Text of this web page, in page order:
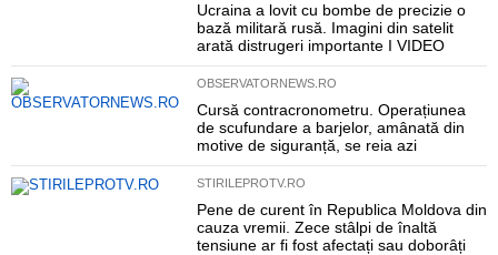
Ucraina a lovit cu bombe de precizie o
bază militară rusă. Imagini din satelit
arată distrugeri importante I VIDEO
OBSERVATORNEWS.RO
Cursă contracronometru. Operațiunea
de scufundare a barjelor, amânată din
motive de siguranță, se reia azi
STIRILEPROTV.RO
Pene de curent în Republica Moldova din
cauza vremii. Zece stâlpi de înaltă
tensiune ar fi fost afectați sau doborâți